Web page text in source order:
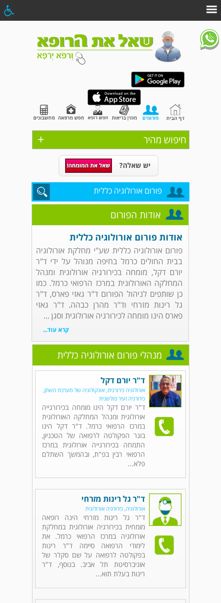
+ חיפוש מהיר
יש שאלה?
פורום אורולוגיה כללית
אודות הפורום
אודות פורום אורולוגיה כללית
פורום אורולוגיה כללית שע"י מחלקת אורולוגיה
בבית החולים כרמל בחיפה מנוהל על ידי ד"ר
יורם דקל, מומחה בכירורגיה אורולוגית ומנהל
המחלקה האורולוגית במרכז הרפואי כרמל. כמו
כן שותפים לניהול הפורום ד"ר גאזי פארס, ד"ר
גל רינות מזרחי וד"ר מהרן כבהה. ד"ר גאזי
פארס הינו מומחה לכירורגיה אורולוגית וסגן ...
קרא עוד...
מנהלי פורום אורולוגיה כללית
ד"ר יורם דקל
אורולוגיה כירורגית, אונקולוגיה של מערכת השתן,
כירורגיה זעיר פולשנית
ד"ר יורם דקל הינו מומחה בכירורגייה
אורולוגית ומנהל המחלקה האורולוגית
במרכז הרפואי כרמל. ד"ר דקל הינו
בוגר הפקולטה לרפואה של הטכניון,
התמחה בכירורגייה אורולוגית במרכז
הרפואי רבין בפ"ת, ובהמשך השתלם
פלא...
ד"ר גל רינות מזרחי
אורולוגיה, כירורגיה אורולוגית
ד"ר גל רינות מזרחי הינה רופאה
מומחית בכירורגיה אורולוגית במחלקת
אורולוגיה במרכז הרפואי כרמל. את
לימודי הרפואה סיימה ד"ר רינות
בפקולטה לרפואה על שם סקלר של
אוניברסיטת תל אביב. בנוסף, ד"ר
רינות בעלת תוא...